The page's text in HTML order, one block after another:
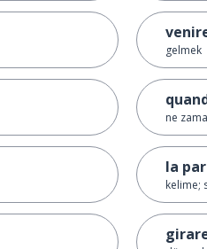
gelmek
ne
la
kelime;